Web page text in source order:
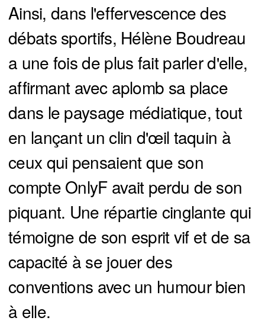
Ainsi, dans l'effervescence des
débats sportifs, Hélène Boudreau
a une fois de plus fait parler d'elle,
affirmant avec aplomb sa place
dans le paysage médiatique, tout
en lançant un clin d'œil taquin à
ceux qui pensaient que son
compte OnlyF avait perdu de son
piquant. Une répartie cinglante qui
témoigne de son esprit vif et de sa
capacité à se jouer des
conventions avec un humour bien
à elle.